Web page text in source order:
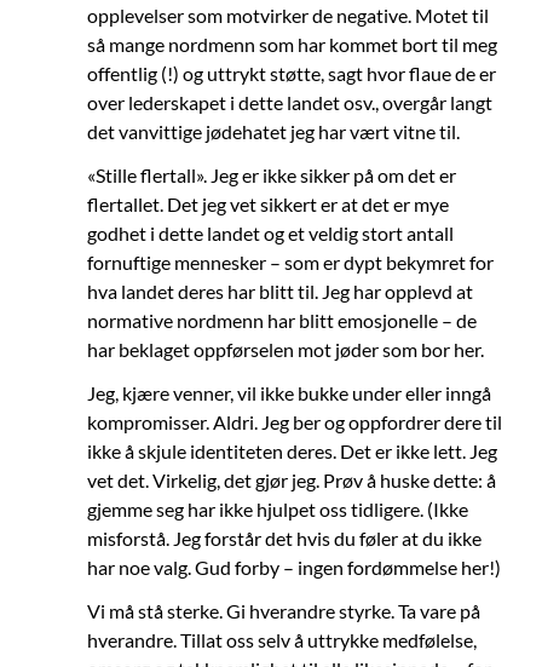
opplevelser som motvirker de negative. Motet til
så mange nordmenn som har kommet bort til meg
offentlig (!) og uttrykt støtte, sagt hvor flaue de er
over lederskapet i dette landet osv., overgår langt
det vanvittige jødehatet jeg har vært vitne til.
«Stille flertall». Jeg er ikke sikker på om det er
flertallet. Det jeg vet sikkert er at det er mye
godhet i dette landet og et veldig stort antall
fornuftige mennesker – som er dypt bekymret for
hva landet deres har blitt til. Jeg har opplevd at
normative nordmenn har blitt emosjonelle – de
har beklaget oppførselen mot jøder som bor her.
Jeg, kjære venner, vil ikke bukke under eller inngå
kompromisser. Aldri. Jeg ber og oppfordrer dere til
ikke å skjule identiteten deres. Det er ikke lett. Jeg
vet det. Virkelig, det gjør jeg. Prøv å huske dette: å
gjemme seg har ikke hjulpet oss tidligere. (Ikke
misforstå. Jeg forstår det hvis du føler at du ikke
har noe valg. Gud forby – ingen fordømmelse her!)
Vi må stå sterke. Gi hverandre styrke. Ta vare på
hverandre. Tillat oss selv å uttrykke medfølelse,